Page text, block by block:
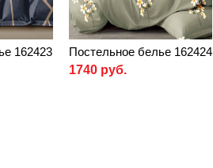
162423
Постельное белье 162424
1740 руб.